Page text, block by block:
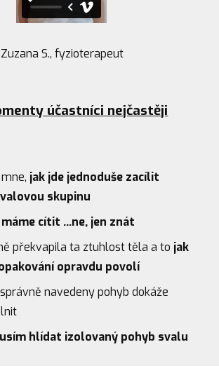
Zuzana S., fyzioterapeut
účastníci nejčastěji
jak jde jednoduše zacílit
skupinu
máme cítit ...ne, jen znát
překvapila ta ztuhlost těla a to jak
opravdu povolí
navedeny pohyb dokáže
hlídat izolovaný pohyb svalu